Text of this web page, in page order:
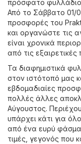
πρόσφατο φυλλάδιο
Από το Σάββατο 01/
προσφορές του
και οργανώστε τις
είναι χρονικά
από τις
Τα διαφημιστικά
στον ιστότοπό μας
εβδομαδιαίες
πολλές άλλες
Αύγουστος.
υπάρχει κάτι για
από ένα ευρύ φάσμα
τιμές, γεγονός που